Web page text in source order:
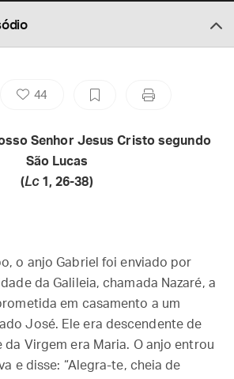
44
Senhor Jesus Cristo segundo
São Lucas
(Lc1, 26-38)
o anjo Gabriel foi enviado por
da Galileia, chamada Nazaré, a
em casamento a um
José. Ele era descendente de
da Virgem era Maria. O anjo entrou
e disse: “Alegra-te, cheia de